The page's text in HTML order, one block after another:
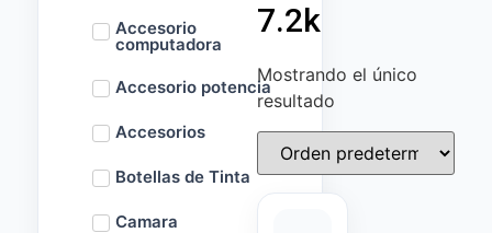
Accesorio
computadora
Accesorio potencia
Accesorios
Botellas de Tinta
Camara
7.2k
Mostrando el único
resultado